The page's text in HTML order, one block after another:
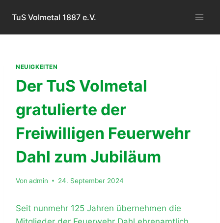
Inhalt
springen
TuS Volmetal 1887 e.V.
NEUIGKEITEN
Der TuS Volmetal
gratulierte der
Freiwilligen Feuerwehr
Dahl zum Jubiläum
Von admin 24. September 2024
Seit nunmehr 125 Jahren übernehmen die